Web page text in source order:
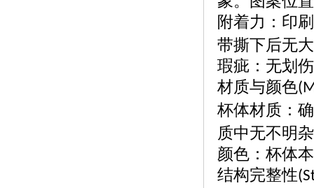
附着力：印
带撕下后无
瑕疵：无划
材质与颜色
杯体材质：
质中无不明
颜色：杯体
结构完整性